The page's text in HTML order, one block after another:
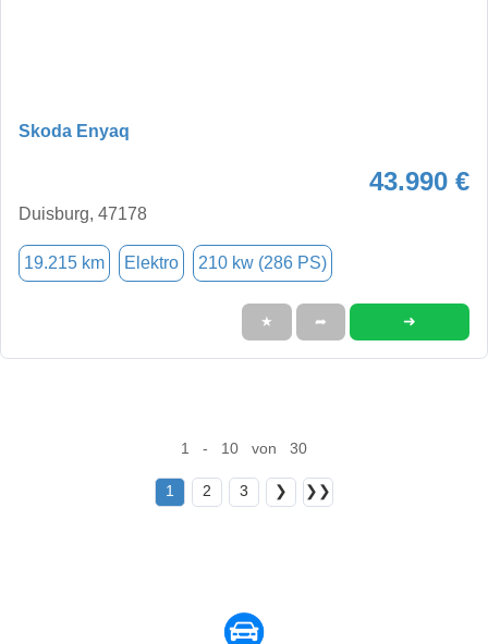
Skoda Enyaq
43.990 €
Duisburg, 47178
19.215 km Elektro 210 kw (286 PS)
★ ➦ ➜
1 - 10 von 30
1 2 3 ❯ ❯❯